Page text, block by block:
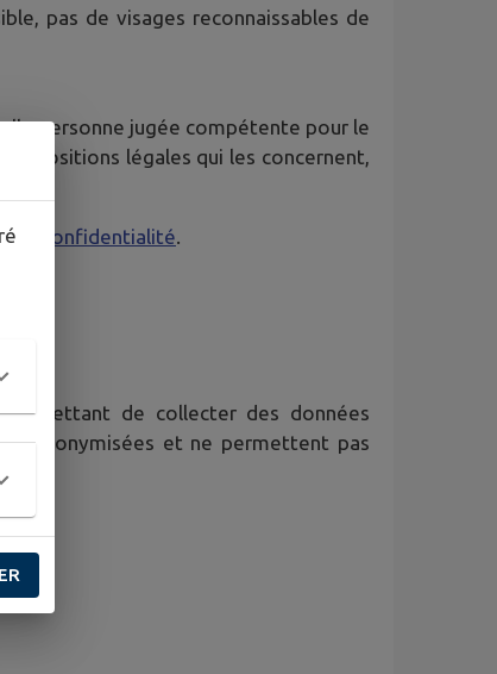
pas de visages reconnaissables de
personne jugée compétente pour le
légales qui les concernent,
de confidentialité.
de collecter des données
anonymisées et ne permettent pas